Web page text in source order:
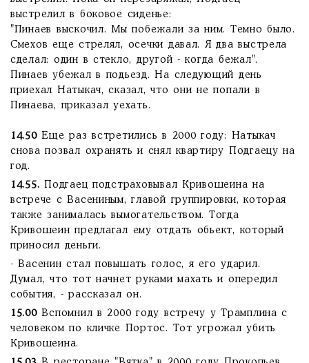
выстрелил в боковое сиденье:
"Пинаев выскочил. Мы побежали за ним. Темно было.
Смехов еще стрелял, осечки давал. Я два выстрела
сделал: один в стекло, другой - когда бежал".
Пинаев убежал в подьезд. На следующий день
приехал Натыкач, сказал, что они не попали в
Пинаева, приказал уехать.
14.50Еще раз встретились в 2000 году: Натыкач
снова позвал охранять и снял квартиру Подгаецу на
год.
14.55. Подгаец подстраховывал Кривошеина на
встрече с Васениным, главой группировки, которая
также занималась вымогательством. Тогда
Кривошеин предлагал ему отдать обьект, который
приносил деньги.
- Васенин стал повышать голос, я его ударил.
Думал, что тот начнет руками махать и опередил
события, - рассказал он.
15.00Вспомнил в 2000 году встречу у Трамплина с
человеком по кличке Портос. Тот угрожал убить
Кривошеина.